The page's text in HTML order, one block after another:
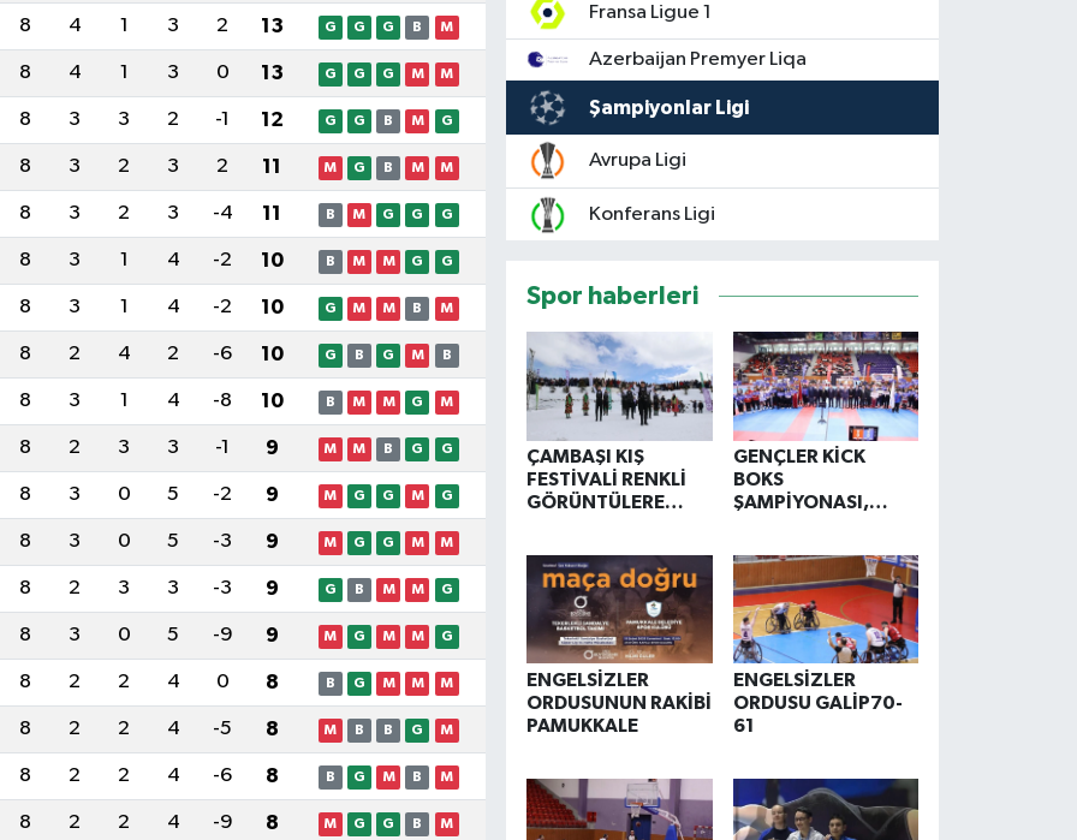
8 4 1 3 2 13 G G G B M
8 4 1 3 0 13 G G G M M
8 3 3 2 -1 12 G G B M G
8 3 2 3 2 11 M G B M M
8 3 2 3 -4 11 B M G G G
8 3 1 4 -2 10 B M M G G
8 3 1 4 -2 10 G M M B M
8 2 4 2 -6 10 G B G M B
8 3 1 4 -8 10 B M M G M
8 2 3 3 -1 9 M M B G G
8 3 0 5 -2 9 M G G M G
8 3 0 5 -3 9 M G G M M
8 2 3 3 -3 9 G B M M G
8 3 0 5 -9 9 M G M M G
8 2 2 4 0 8 B G M M M
8 2 2 4 -5 8 M B B G M
8 2 2 4 -6 8 B G M B M
8 2 2 4 -9 8 M G G B M
Fransa Ligue 1
Azerbaijan Premyer Liqa
Şampiyonlar Ligi
Avrupa Ligi
Konferans Ligi
Spor haberleri
ÇAMBAŞI KIŞ
FESTİVALİ RENKLİ
GÖRÜNTÜLERE
GENÇLER KİCK
BOKS
ŞAMPİYONASI,
ENGELSİZLER
ORDUSUNUN RAKİBİ
PAMUKKALE
ENGELSİZLER
ORDUSU GALİP70-
61